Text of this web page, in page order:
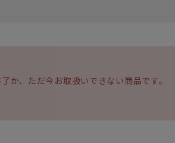
か、ただ今お取扱いできない商品です。